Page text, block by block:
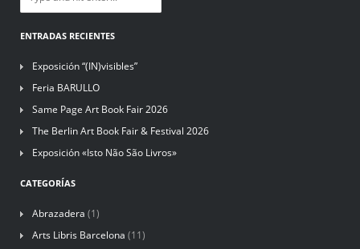
ENTRADAS RECIENTES
Exposición “(IN)visibles”
Feria BARULLO
Same Page Art Book Fair 2026
The Berlin Art Book Fair & Festival 2026
Exposición «Isto Não São Livros»
CATEGORÍAS
Abrazadera (1)
Arts Libris Barcelona (11)